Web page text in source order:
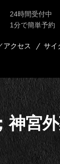
アクセス サイ
24時間受付中
1分で簡単予約
神宮